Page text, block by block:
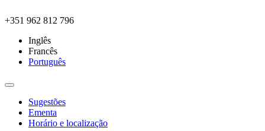
+351 962 812 796
Inglês
Francês
Português
Sugestões
Ementa
Horário e localização